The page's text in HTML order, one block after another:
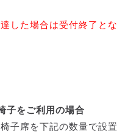
した場合は受付終了とな
子をご利用の場合
子席を下記の数量で設置